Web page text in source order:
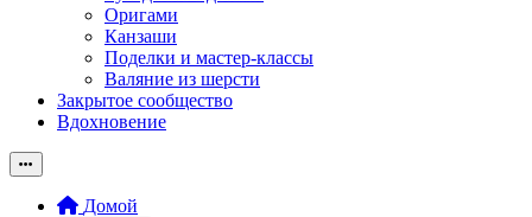
Оригами
Канзаши
Поделки и мастер-классы
Валяние из шерсти
Закрытое сообщество
Вдохновение
Домой